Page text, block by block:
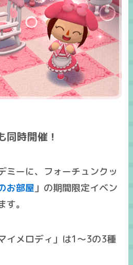
同時開催！
ミーに、フォーチュンクッ
お部屋」の期間限定イベン
。
イメロディ」は1～3の3種